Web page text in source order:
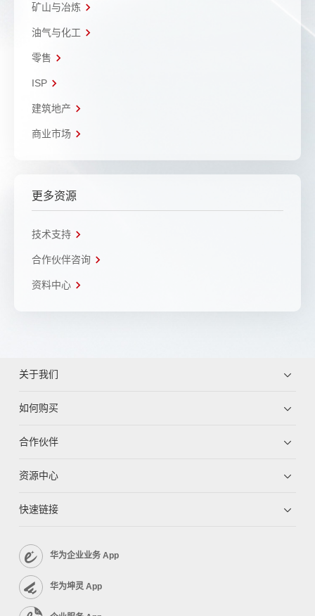
矿山与冶炼
油气与化工
零售
ISP
建筑地产
商业市场
更多资源
技术支持
合作伙伴咨询
资料中心
关于我们
如何购买
合作伙伴
资源中心
快速链接
华为企业业务 App
华为坤灵 App